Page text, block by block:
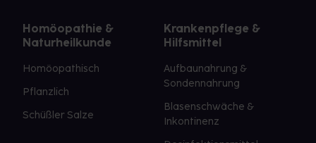
Homöopathie &
Naturheilkunde
Homöopathisch
Pflanzlich
Schüßler Salze
Krankenpflege &
Hilfsmittel
Aufbaunahrung &
Sondennahrung
Blasenschwäche &
Inkontinenz